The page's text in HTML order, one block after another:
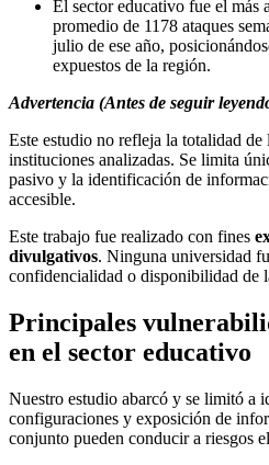
El sector educativo fue el más
promedio de 1178 ataques
julio de ese año,
expuestos de la región.
Advertencia (Antes de seguir
Este estudio no refleja la totalidad de
instituciones analizadas. Se limita
pasivo y la identificación de
accesible.
Este trabajo fue realizado con fines
divulgativos. Ninguna universidad
confidencialidad o disponibilidad de
Principales
en el sector educativo
Nuestro estudio abarcó y se limitó a
configuraciones y exposición de
conjunto pueden conducir a riesgos